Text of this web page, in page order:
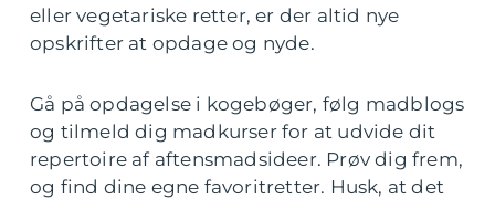
eller vegetariske retter, er der altid nye
opskrifter at opdage og nyde.
Gå på opdagelse i kogebøger, følg madblogs
og tilmeld dig madkurser for at udvide dit
repertoire af aftensmadsideer. Prøv dig frem,
og find dine egne favoritretter. Husk, at det